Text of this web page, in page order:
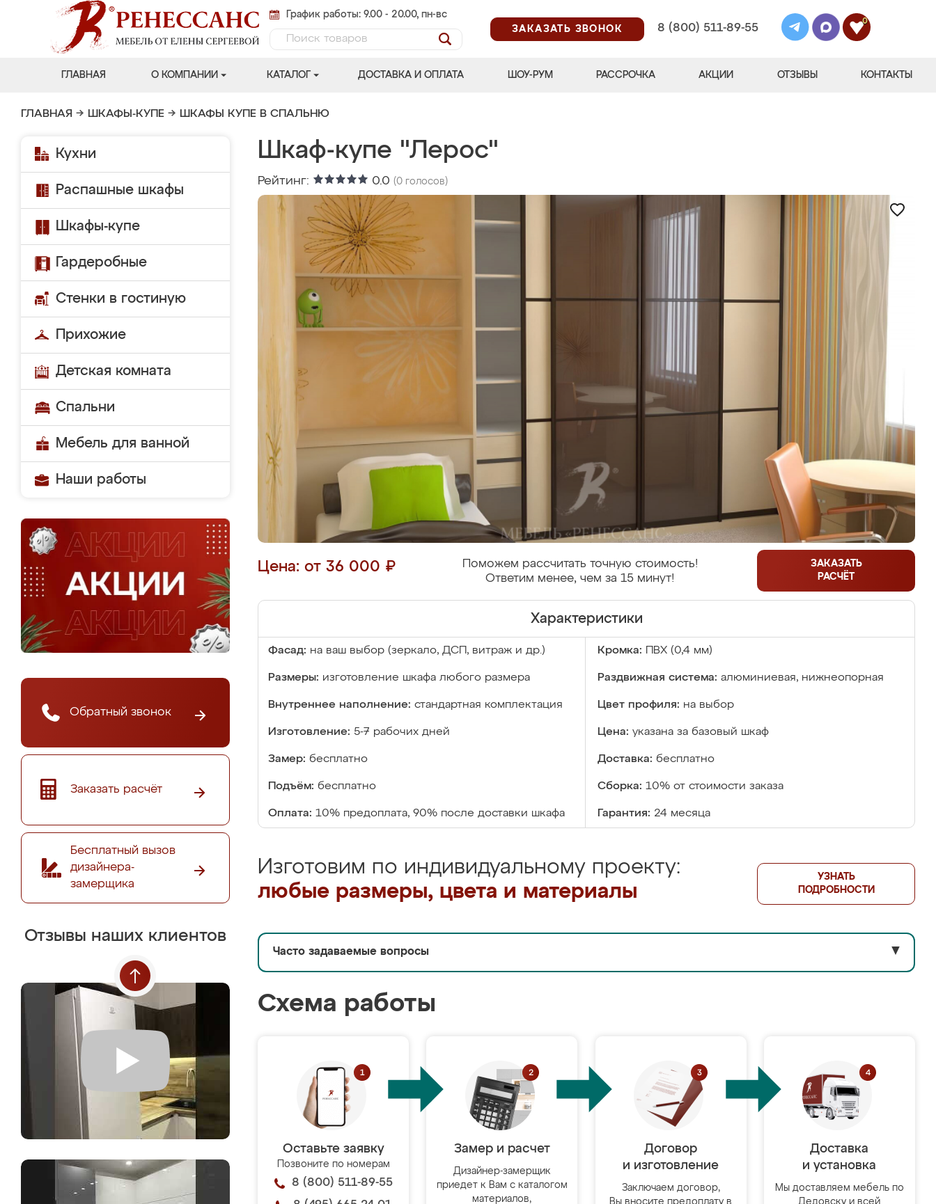
График работы: 9.00 - 20.00, пн-вс
ЗАКАЗАТЬ ЗВОНОК
8 (800) 511-89-55
0
ГЛАВНАЯ О КОМПАНИИ КАТАЛОГ ДОСТАВКА И ОПЛАТА ШОУ-РУМ РАССРОЧКА АКЦИИ ОТЗЫВЫ КОНТАКТЫ
ГЛАВНАЯ → ШКАФЫ-КУПЕ → ШКАФЫ КУПЕ В СПАЛЬНЮ
Кухни
Распашные шкафы
Шкафы-купе
Гардеробные
Стенки в гостиную
Прихожие
Детская комната
Спальни
Мебель для ванной
Наши работы
Обратный звонок
Заказать расчёт
Бесплатный вызов
дизайнера-
замерщика
Отзывы наших клиентов
Шкаф-купе "Лерос"
Рейтинг: 0.0 (0 голосов)
Цена: от 36 000 ₽
Поможем рассчитать точную стоимость!
Ответим менее, чем за 15 минут!
ЗАКАЗАТЬ
РАСЧЁТ
Характеристики
Фасад: на ваш выбор (зеркало, ДСП, витраж и др.) Кромка: ПВХ (0,4 мм)
Размеры: изготовление шкафа любого размера Раздвижная система: алюминиевая, нижнеопорная
Внутреннее наполнение: стандартная комплектация Цвет профиля: на выбор
Изготовление: 5-7 рабочих дней Цена: указана за базовый шкаф
Замер: бесплатно Доставка: бесплатно
Подъём: бесплатно Сборка: 10% от стоимости заказа
Оплата: 10% предоплата, 90% после доставки шкафа Гарантия: 24 месяца
Изготовим по индивидуальному проекту:
любые размеры, цвета и материалы
УЗНАТЬ
ПОДРОБНОСТИ
Часто задаваемые вопросы ▼
Схема работы
Оставьте заявку
Позвоните по номерам
8 (800) 511-89-55
Замер и расчет
Дизайнер-замерщик
приедет к Вам с каталогом
материалов,
Договор
и изготовление
Заключаем договор,
Вы вносите предоплату в
Доставка
и установка
Мы доставляем мебель по
Дедовску и всей